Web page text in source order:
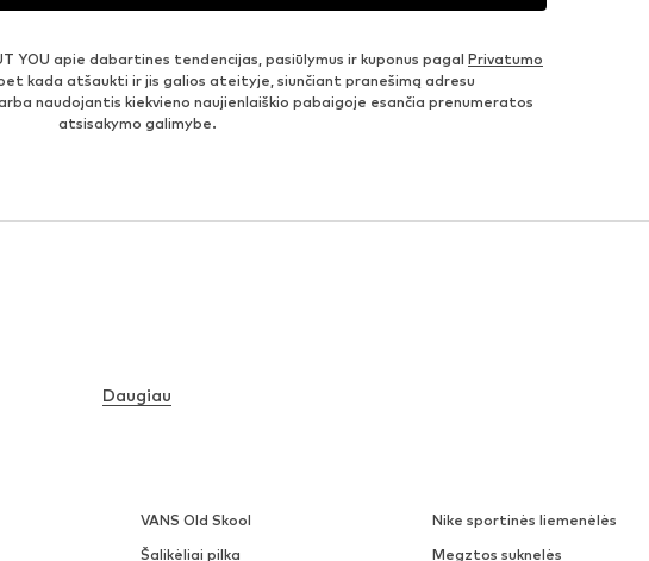
YOU apie dabartines tendencijas, pasiūlymus ir kuponus pagal Privatumo
kada atšaukti ir jis galios ateityje, siunčiant pranešimą adresu
naudojantis kiekvieno naujienlaiškio pabaigoje esančia prenumeratos
atsisakymo galimybe.
VANS Old Skool
Nike sportinės liemenėlės
Šalikėliai pilka Megztos suknelės
Daugiau